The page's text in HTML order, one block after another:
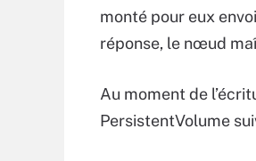
monté pour eux
réponse, le nœud
Au moment de
PersistentVolume